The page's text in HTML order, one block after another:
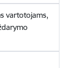
vartotojams,